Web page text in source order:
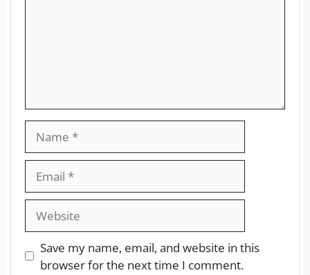
Save my name, email, and website in this
browser for the next time I comment.